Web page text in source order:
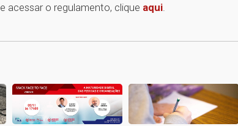
e acessar o regulamento, clique aqui.
1